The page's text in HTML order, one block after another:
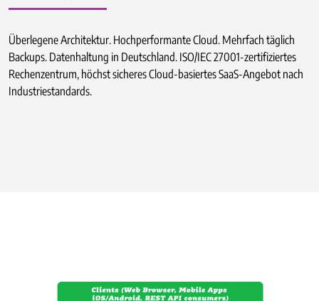
Überlegene Architektur. Hochperformante Cloud. Mehrfach täglich
Backups. Datenhaltung in Deutschland. ISO/IEC 27001-zertifiziertes
Rechenzentrum, höchst sicheres Cloud-basiertes SaaS-Angebot nach
Industriestandards.